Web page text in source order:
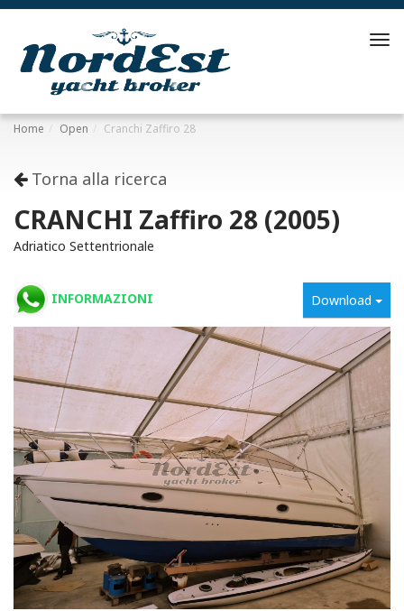
Home Open Cranchi Zaffiro 28
Torna alla ricerca
CRANCHI Zaffiro 28 (2005)
Adriatico Settentrionale
INFORMAZIONI Download
Immagini